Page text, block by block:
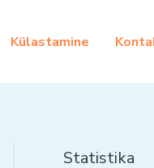
Külastamine
Statistika